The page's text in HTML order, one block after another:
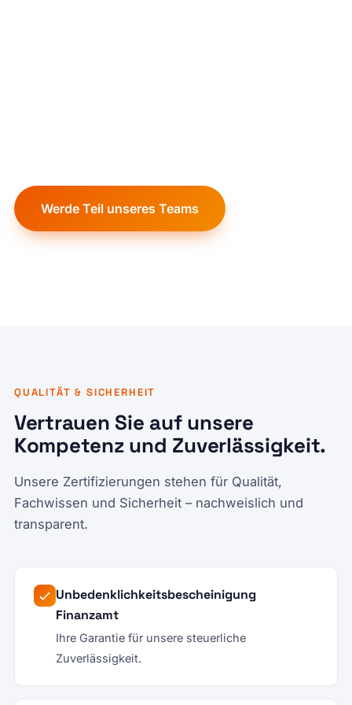
Werde Teil unseres Teams
QUALITÄT & SICHERHEIT
Vertrauen Sie auf unsere
Kompetenz und Zuverlässigkeit.
Unsere Zertifizierungen stehen für Qualität,
Fachwissen und Sicherheit – nachweislich und
transparent.
Unbedenklichkeitsbescheinigung
Finanzamt
Ihre Garantie für unsere steuerliche
Zuverlässigkeit.